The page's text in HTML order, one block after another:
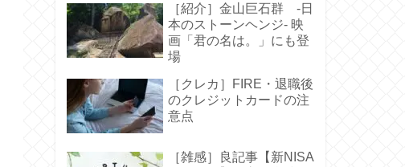
［紹介］金山巨石群 -日
本のストーンヘンジ- 映
画「君の名は。」にも登
場
［クレカ］FIRE・退職後
のクレジットカードの注
意点
［雑感］良記事【新NISA